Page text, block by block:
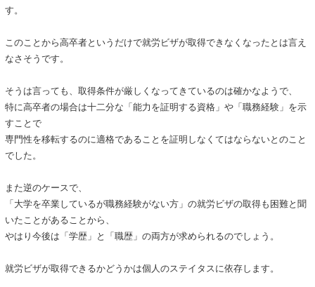
す。
このことから高卒者というだけで就労ビザが取得できなくなったとは言え
なさそうです。
そうは言っても、取得条件が厳しくなってきているのは確かなようで、
特に高卒者の場合は十二分な「能力を証明する資格」や「職務経験」を示
すことで
専門性を移転するのに適格であることを証明しなくてはならないとのこと
でした。
また逆のケースで、
「大学を卒業しているが職務経験がない方」の就労ビザの取得も困難と聞
いたことがあることから、
やはり今後は「学歴」と「職歴」の両方が求められるのでしょう。
就労ビザが取得できるかどうかは個人のステイタスに依存します。